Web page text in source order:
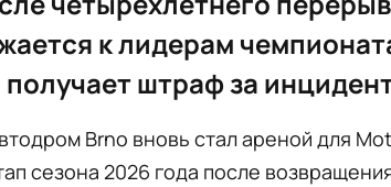
к лидерам
штраф за
Brno вновь стал ареной для
сезона 2026 года после